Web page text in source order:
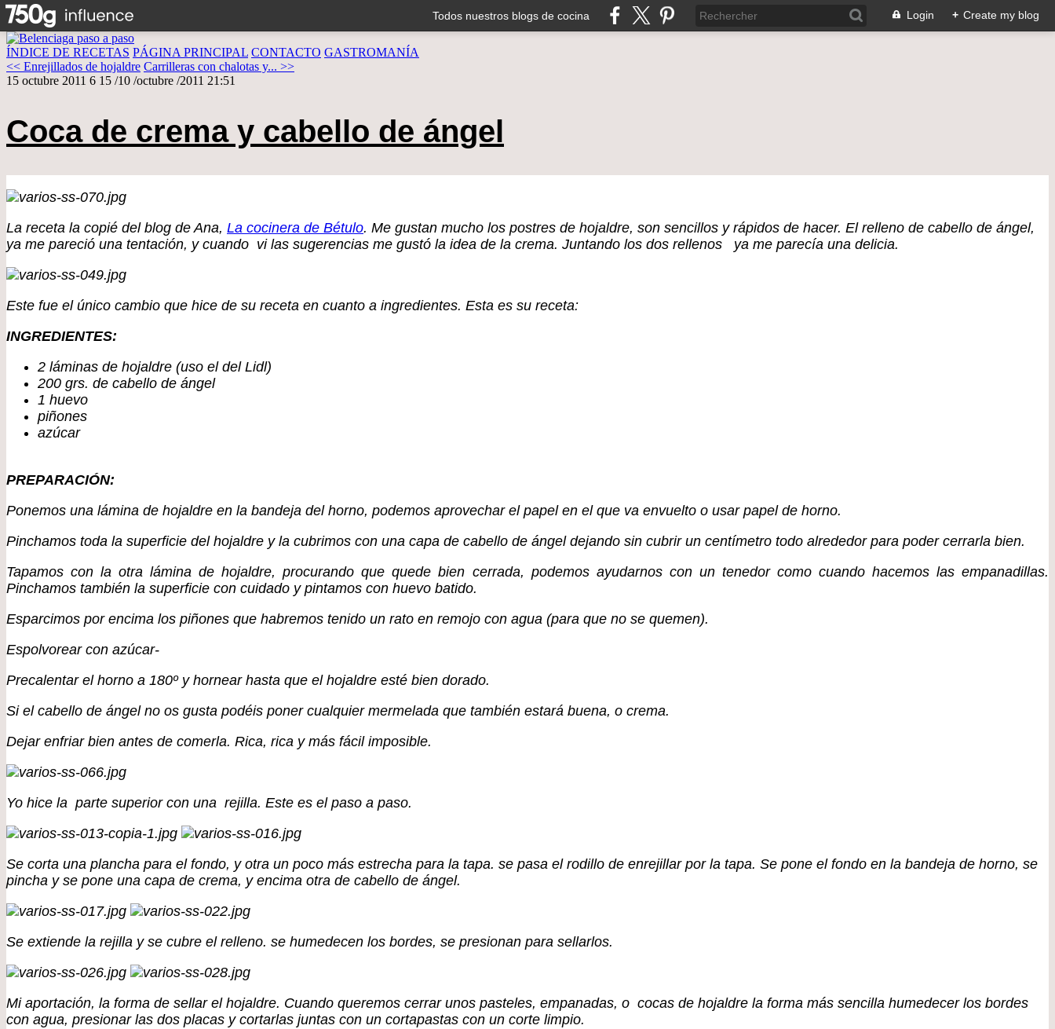
Todos nuestros blogs de cocina Login + Create my blog
ÍNDICE DE RECETAS PÁGINA PRINCIPAL CONTACTO GASTROMANÍA
<< Enrejillados de hojaldre Carrilleras con chalotas y... >>
15 octubre 2011 6 15 /10 /octubre /2011 21:51
Coca de crema y cabello de ángel
La receta la copié del blog de Ana, La cocinera de Bétulo. Me gustan mucho los postres de hojaldre, son sencillos y rápidos de hacer. El relleno de cabello de ángel,
ya me pareció una tentación, y cuando vi las sugerencias me gustó la idea de la crema. Juntando los dos rellenos ya me parecía una delicia.
Este fue el único cambio que hice de su receta en cuanto a ingredientes. Esta es su receta:
INGREDIENTES:
2 láminas de hojaldre (uso el del Lidl)
200 grs. de cabello de ángel
1 huevo
piñones
azúcar
PREPARACIÓN:
Ponemos una lámina de hojaldre en la bandeja del horno, podemos aprovechar el papel en el que va envuelto o usar papel de horno.
Pinchamos toda la superficie del hojaldre y la cubrimos con una capa de cabello de ángel dejando sin cubrir un centímetro todo alrededor para poder cerrarla bien.
Tapamos con la otra lámina de hojaldre, procurando que quede bien cerrada, podemos ayudarnos con un tenedor como cuando hacemos las empanadillas.
Pinchamos también la superficie con cuidado y pintamos con huevo batido.
Esparcimos por encima los piñones que habremos tenido un rato en remojo con agua (para que no se quemen).
Espolvorear con azúcar-
Precalentar el horno a 180º y hornear hasta que el hojaldre esté bien dorado.
Si el cabello de ángel no os gusta podéis poner cualquier mermelada que también estará buena, o crema.
Dejar enfriar bien antes de comerla. Rica, rica y más fácil imposible.
Yo hice la parte superior con una rejilla. Este es el paso a paso.
Se corta una plancha para el fondo, y otra un poco más estrecha para la tapa. se pasa el rodillo de enrejillar por la tapa. Se pone el fondo en la bandeja de horno, se
pincha y se pone una capa de crema, y encima otra de cabello de ángel.
Se extiende la rejilla y se cubre el relleno. se humedecen los bordes, se presionan para sellarlos.
Mi aportación, la forma de sellar el hojaldre. Cuando queremos cerrar unos pasteles, empanadas, o cocas de hojaldre la forma más sencilla humedecer los bordes
con agua, presionar las dos placas y cortarlas juntas con un cortapastas con un corte limpio.